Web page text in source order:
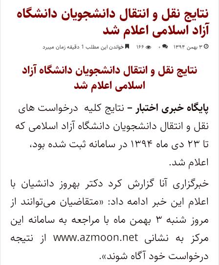
نتایج نقل و انتقال دانشجویان دانشگاه
آزاد اسلامی اعلام شد
۳ بهمن ۱۳۹۴ ۰ ۱۶۶ خواندن این مطلب 1 دقیقه زمان میبرد
نتایج نقل و انتقال دانشجویان دانشگاه آزاد
اسلامی اعلام شد
پایگاه خبری اختبار – نتایج کلیه درخواست های
نقل و انتقال دانشجویان دانشگاه آزاد اسلامی که
تا ۲۳ دی ماه ۱۳۹۴ در سامانه ثبت شده بود،
اعلام شد.
خبرگزاری آنا گزارش کرد دکتر بهروز دانشیان با
اعلام این خبر ادامه داد: «متقاضیان می‌توانند از
مروز شنبه ۳ بهمن ماه با مراجعه به سامانه این
مرکز به نشانی www.azmoon.net از نتیجه
درخواست خود آگاه شوند».